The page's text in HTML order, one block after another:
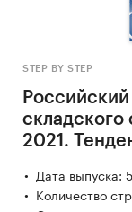
STEP BY STEP
складского
2021.
Дата выпуска:
Количество